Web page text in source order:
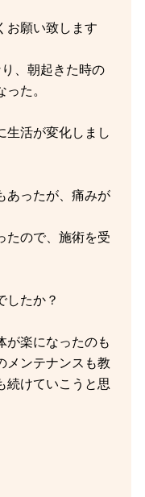
お願い致します
、朝起きた時の
た。
生活が変化しまし
あったが、痛みが
たので、施術を受
したか？
が楽になったのも
メンテナンスも教
続けていこうと思